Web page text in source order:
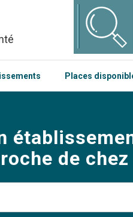
Places
de chez